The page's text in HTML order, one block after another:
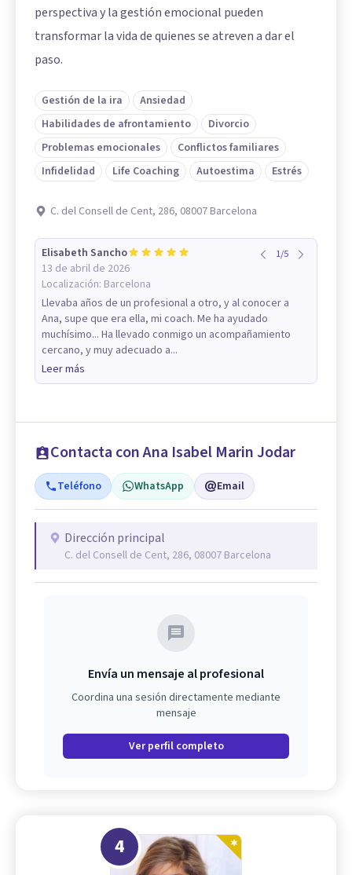
perspectiva y la gestión emocional pueden
transformar la vida de quienes se atreven a dar el
paso.
Gestión de la ira
Ansiedad
Habilidades de afrontamiento
Divorcio
Problemas emocionales
Conflictos familiares
Infidelidad
Life Coaching Autoestima Estrés
C. del Consell de Cent, 286, 08007 Barcelona
Elisabeth Sancho
13 de abril de 2026
Localización: Barcelona
1/5
Llevaba años de un profesional a otro, y al conocer a
Ana, supe que era ella, mi coach. Me ha ayudado
muchísimo... Ha llevado conmigo un acompañamiento
cercano, y muy adecuado a...
Leer más
Contacta con Ana Isabel Marin Jodar
Teléfono WhatsApp Email
Dirección principal
C. del Consell de Cent, 286, 08007 Barcelona
Envía un mensaje al profesional
Coordina una sesión directamente mediante
mensaje
Ver perfil completo
4